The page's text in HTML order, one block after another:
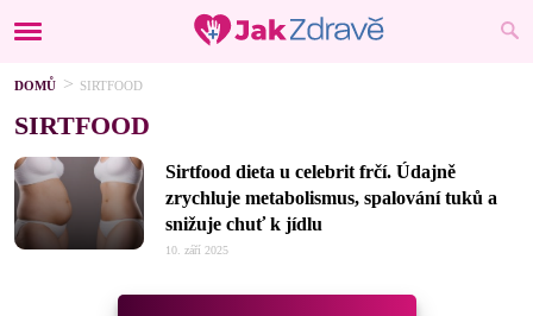
DOMŮ SIRTFOOD
SIRTFOOD
Sirtfood dieta u celebrit frčí. Údajně
zrychluje metabolismus, spalování tuků a
snižuje chuť k jídlu
10. září 2025